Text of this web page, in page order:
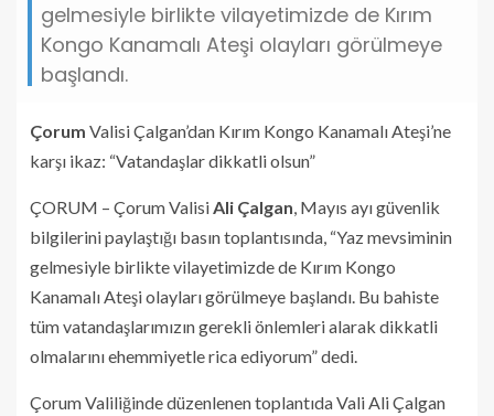
gelmesiyle birlikte vilayetimizde de Kırım
Kongo Kanamalı Ateşi olayları görülmeye
başlandı.
Çorum Valisi Çalgan’dan Kırım Kongo Kanamalı Ateşi’ne
karşı ikaz: “Vatandaşlar dikkatli olsun”
ÇORUM – Çorum ValisiAli Çalgan, Mayıs ayı güvenlik
bilgilerini paylaştığı basın toplantısında, “Yaz mevsiminin
gelmesiyle birlikte vilayetimizde de Kırım Kongo
Kanamalı Ateşi olayları görülmeye başlandı. Bu bahiste
tüm vatandaşlarımızın gerekli önlemleri alarak dikkatli
olmalarını ehemmiyetle rica ediyorum” dedi.
Çorum Valiliğinde düzenlenen toplantıda Vali Ali Çalgan